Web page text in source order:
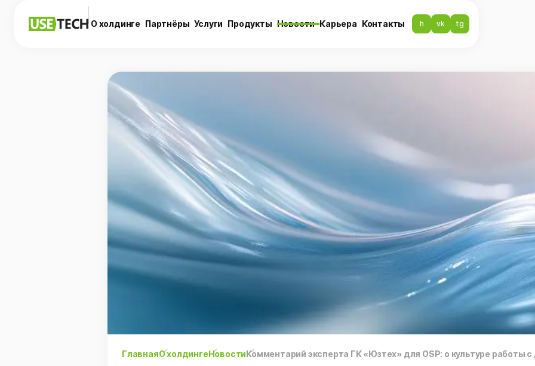
О холдинге Партнёры Услуги Продукты Новости Карьера Контакты h vk tg
ГлавнаяО холдингеНовостиКомментарий эксперта ГК «Юзтех» для OSP: о культуре работы